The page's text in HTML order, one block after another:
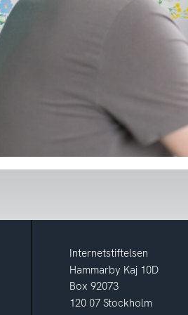
Internetstiftelsen
Hammarby Kaj 10D
Box 92073
120 07 Stockholm